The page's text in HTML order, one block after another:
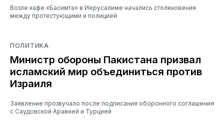
Возле кафе «Басимта» в Иерусалиме начались столкновения
между протестующими и полицией
ПОЛИТИКА
Министр обороны Пакистана призвал
исламский мир объединиться против
Израиля
Заявление прозвучало после подписания оборонного соглашения
с Саудовской Аравией и Турцией